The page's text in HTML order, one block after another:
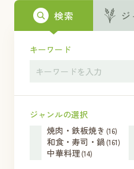
検索
キーワード
ジャンルの選択
焼肉・鉄板焼き (16)
和食・寿司・鍋 (161)
中華料理 (14)